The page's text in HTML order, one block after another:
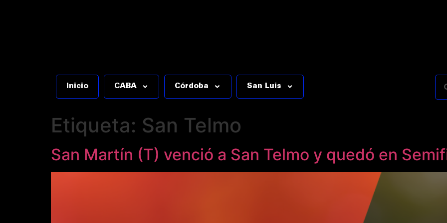
Inicio CABA Córdoba San Luis
Etiqueta: San Telmo
San Martín (T) venció a San Telmo y quedó en